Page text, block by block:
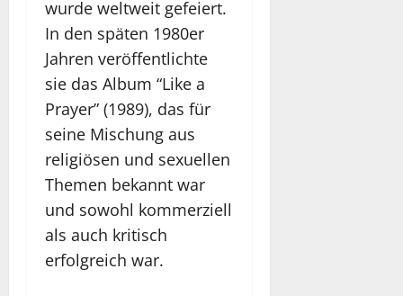
wurde weltweit gefeiert.
In den späten 1980er
Jahren veröffentlichte
sie das Album “Like a
Prayer” (1989), das für
seine Mischung aus
religiösen und sexuellen
Themen bekannt war
und sowohl kommerziell
als auch kritisch
erfolgreich war.